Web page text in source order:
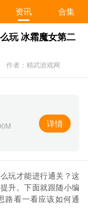
资讯 合集
玩 冰霜魔女第二
作者：精武游戏网
详情
玩才能进行通关？这
升。下面就跟随小编
路看一看应该如何通